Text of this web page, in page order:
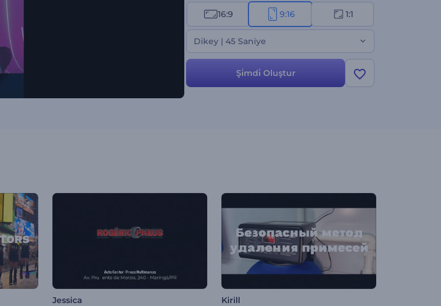
verin. Bu hareketli ve dinamik şablonlar sayesinde
tüm gözler sizde ve etkinliğinizde olsun. Şimdi
oluşturun!
16:9 9:16 1:1
Dikey | 45 Saniye
Şi̇mdi̇ Oluştur
Jessica Kirill